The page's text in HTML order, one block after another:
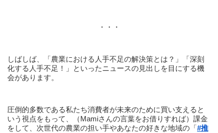
・・・
しばしば、「農業における人手不足の解決策とは？」「深刻
化する人手不足！」といったニュースの見出しを目にする機
会があります。
圧倒的多数である私たち消費者が未来のために買い支えると
いう視点をもって、（Mamiさんの言葉をお借りすれば）課金
をして、次世代の農業の担い手やあなたの好きな地域の「#推